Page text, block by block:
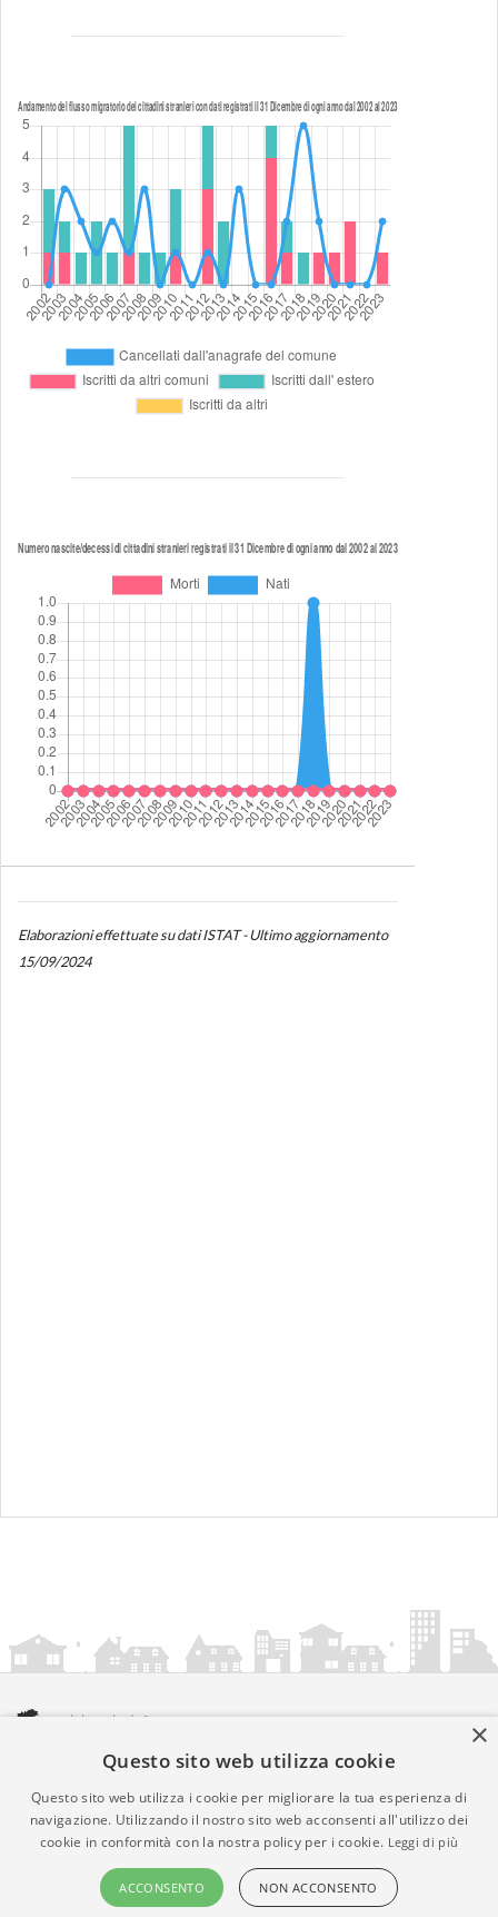
Elaborazioni effettuate su dati ISTAT - Ultimo aggiornamento
15/09/2024
amministrazionicomunali.it è una iniziativa diartemedia.it
© Copyright MMXXIV - P.IVA 05400000724
Informazioni sul servizio |Informativa Privacy| Informativa
Cookies • Time 0.0135
×
Questo sito web utilizza cookie
Questo sito web utilizza i cookie per migliorare la tua esperienza di
navigazione. Utilizzando il nostro sito web acconsenti all'utilizzo dei
cookie in conformità con la nostra policy per i cookie. Leggi di più
ACCONSENTO NON ACCONSENTO